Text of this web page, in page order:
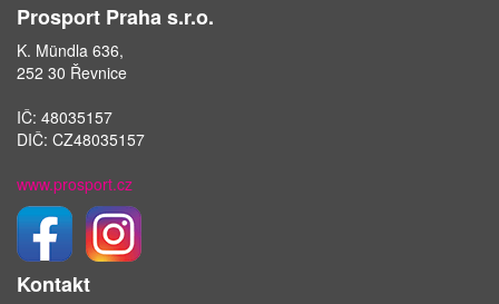
Prosport Praha s.r.o.
K. Mündla 636,
252 30 Řevnice
IČ: 48035157
DIČ: CZ48035157
www.prosport.cz
Kontakt